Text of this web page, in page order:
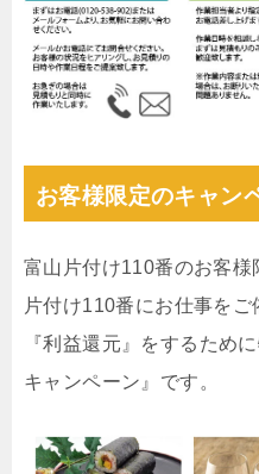
お客様限定のキャン
富山片付け110番のお客
片付け110番にお仕事をご
『利益還元』をするため
キャンペーン』です。